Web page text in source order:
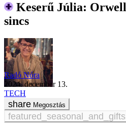
Keserű Júlia:
sincs
Radó Nóra
2024. december 13.
TECH
Megosztás